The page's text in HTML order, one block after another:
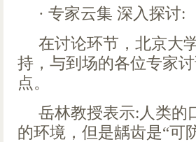
· 专家云集 深入探讨:
在讨论环节，北京大
持，与到场的各位专家
点。
岳林教授表示:人类的
的环境，但是龋齿是“可